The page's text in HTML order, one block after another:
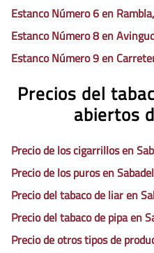
Estanco Número 6 en
Estanco Número 8 en
Estanco Número 9 en
Precios del
abiertos
Precio de los cigarrillos en
Precio de los puros en
Precio del tabaco de liar en
Precio del tabaco de pipa en
Precio de otros tipos de